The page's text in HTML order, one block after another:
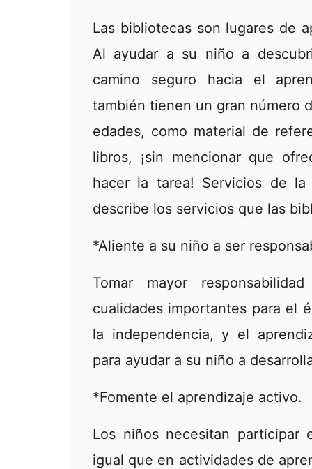
Las bibliotecas son lugares de
Al ayudar a su niño a
camino seguro hacia el
también tienen un gran número
edades, como material de
libros, ¡sin mencionar que
hacer la tarea! Servicios de
describe los servicios que las
*Aliente a su niño a ser
Tomar mayor
cualidades importantes para el
la independencia, y el
para ayudar a su niño a
*Fomente el aprendizaje activo.
Los niños necesitan participar
igual que en actividades de